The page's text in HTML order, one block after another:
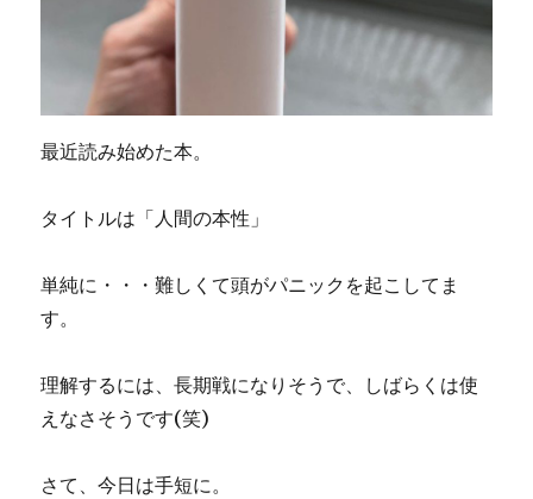
最近読み始めた本。
タイトルは「人間の本性」
単純に・・・難しくて頭がパニックを起こしてま
す。
理解するには、長期戦になりそうで、しばらくは使
えなさそうです(笑)
さて、今日は手短に。